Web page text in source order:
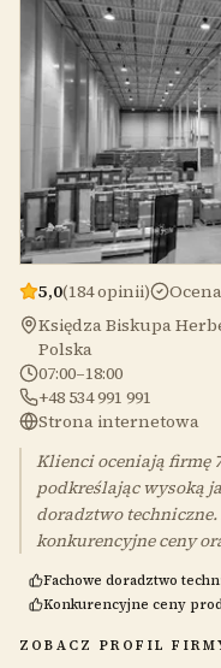
5,0(184 opinii)
Księdza Biskupa
Polska
07:00–18:00
+48 534 991 991
Strona internetowa
Klienci oceniają firmę
podkreślając wysoką
doradztwo
konkurencyjne ceny
Fachowe doradztwo
Konkurencyjne ceny
ZOBACZ PROFIL